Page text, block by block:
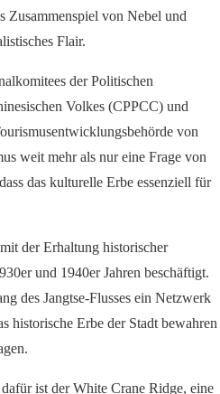
Zusammenspiel von Nebel und
Flair.
der Politischen
Volkes (CPPCC) und
von
weit mehr als nur eine Frage von
das kulturelle Erbe essenziell für
der Erhaltung historischer
und 1940er Jahren beschäftigt.
des Jangtse-Flusses ein Netzwerk
historische Erbe der Stadt bewahren
ist der White Crane Ridge, eine